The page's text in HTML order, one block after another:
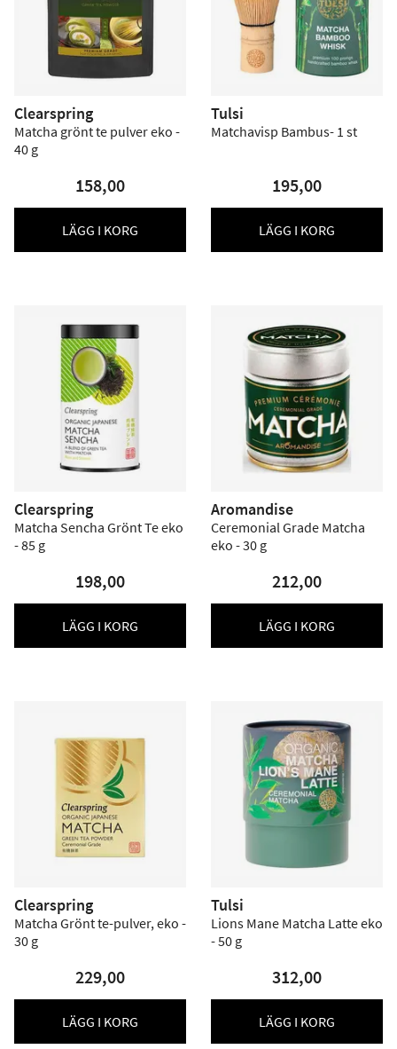
Clearspring
Matcha grönt te pulver eko -
40 g
158,00
LÄGG I KORG
Tulsi
Matchavisp Bambus- 1 st
195,00
LÄGG I KORG
Clearspring
Matcha Sencha Grönt Te eko
- 85 g
198,00
LÄGG I KORG
Aromandise
Ceremonial Grade Matcha
eko - 30 g
212,00
LÄGG I KORG
Clearspring
Matcha Grönt te-pulver, eko -
30 g
229,00
LÄGG I KORG
Tulsi
Lions Mane Matcha Latte eko
- 50 g
312,00
LÄGG I KORG